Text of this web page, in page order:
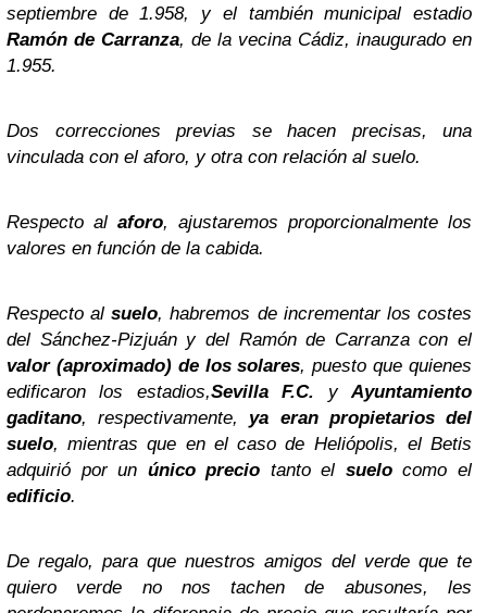
septiembre de 1.958, y el también municipal estadio
Ramón de Carranza, de la vecina Cádiz, inaugurado en
1.955.
Dos correcciones previas se hacen precisas, una
vinculada con el aforo, y otra con relación al suelo.
Respecto al aforo, ajustaremos proporcionalmente los
valores en función de la cabida.
Respecto alsuelo, habremos de incrementar los costes
del Sánchez-Pizjuán y del Ramón de Carranza con el
valor (aproximado) de los solares, puesto que quienes
edificaron los estadios,Sevilla F.C. yAyuntamiento
gaditano, respectivamente, ya eran propietarios del
suelo, mientras que en el caso de Heliópolis, el Betis
adquirió por un único precio tanto el suelocomo el
edificio.
De regalo, para que nuestros amigos del verde que te
quiero verde no nos tachen de abusones, les